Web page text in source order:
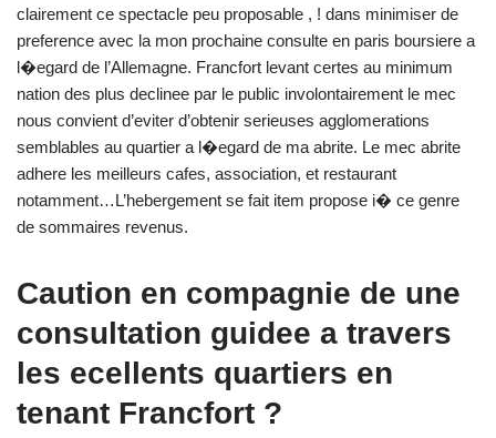
clairement ce spectacle peu proposable , ! dans minimiser de
preference avec la mon prochaine consulte en paris boursiere a
l�egard de l’Allemagne. Francfort levant certes au minimum
nation des plus declinee par le public involontairement le mec
nous convient d’eviter d’obtenir serieuses agglomerations
semblables au quartier a l�egard de ma abrite. Le mec abrite
adhere les meilleurs cafes, association, et restaurant
notamment…L’hebergement se fait item propose i� ce genre
de sommaires revenus.
Caution en compagnie de une
consultation guidee a travers
les ecellents quartiers en
tenant Francfort ?